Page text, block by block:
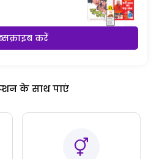
करें
के साथ पाएं